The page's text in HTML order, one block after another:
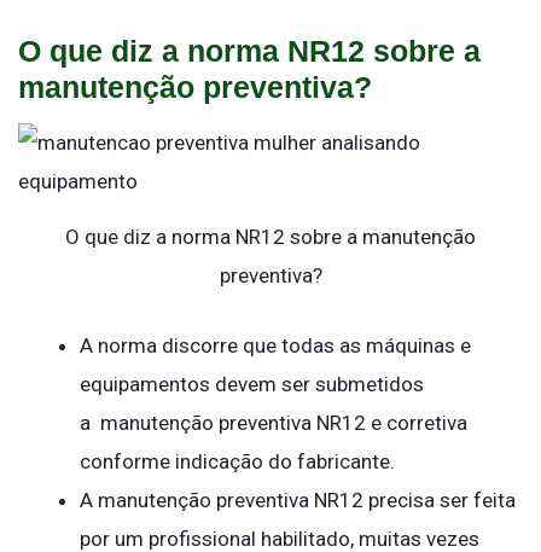
O que diz a norma NR12 sobre a
manutenção preventiva?
O que diz a norma NR12 sobre a manutenção
preventiva?
A norma discorre que todas as máquinas e
equipamentos devem ser submetidos
a manutenção preventiva NR12 e corretiva
conforme indicação do fabricante.
A manutenção preventiva NR12 precisa ser feita
por um profissional habilitado, muitas vezes